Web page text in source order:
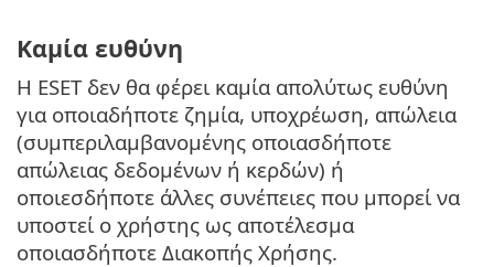
Καμία ευθύνη
Η ESET δεν θα φέρει καμία απολύτως ευθύνη
για οποιαδήποτε ζημία, υποχρέωση, απώλεια
(συμπεριλαμβανομένης οποιασδήποτε
απώλειας δεδομένων ή κερδών) ή
οποιεσδήποτε άλλες συνέπειες που μπορεί να
υποστεί ο χρήστης ως αποτέλεσμα
οποιασδήποτε Διακοπής Χρήσης.